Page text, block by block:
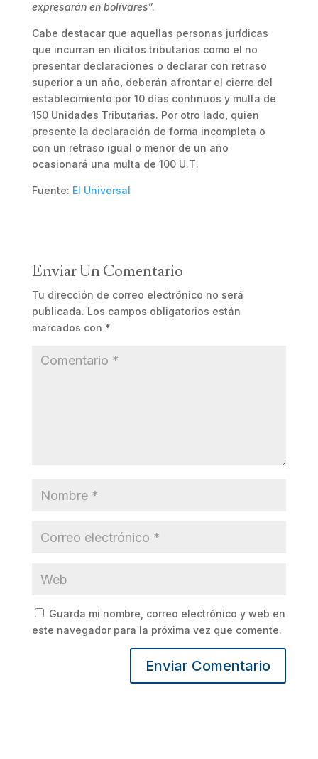
expresarán en bolívares”.
Cabe destacar que aquellas personas jurídicas
que incurran en ilícitos tributarios como el no
presentar declaraciones o declarar con retraso
superior a un año, deberán afrontar el cierre del
establecimiento por 10 días continuos y multa de
150 Unidades Tributarias. Por otro lado, quien
presente la declaración de forma incompleta o
con un retraso igual o menor de un año
ocasionará una multa de 100 U.T.
Fuente: El Universal
Enviar Un Comentario
Tu dirección de correo electrónico no será
publicada. Los campos obligatorios están
marcados con *
Guarda mi nombre, correo electrónico y web en
este navegador para la próxima vez que comente.